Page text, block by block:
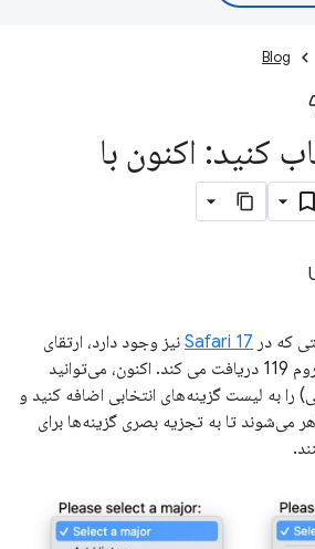
Blog
کنید: اکنون با
که در Safari 17 نیز وجود دارد، ارتقای
کوچک اما قدرتمندی در کروم 119 دریافت می کند. اکنون، می‌توانید
را به لیست گزینه‌های انتخابی اضافه کنید و
می‌شوند تا به تجزیه بصری گزینه‌ها برای